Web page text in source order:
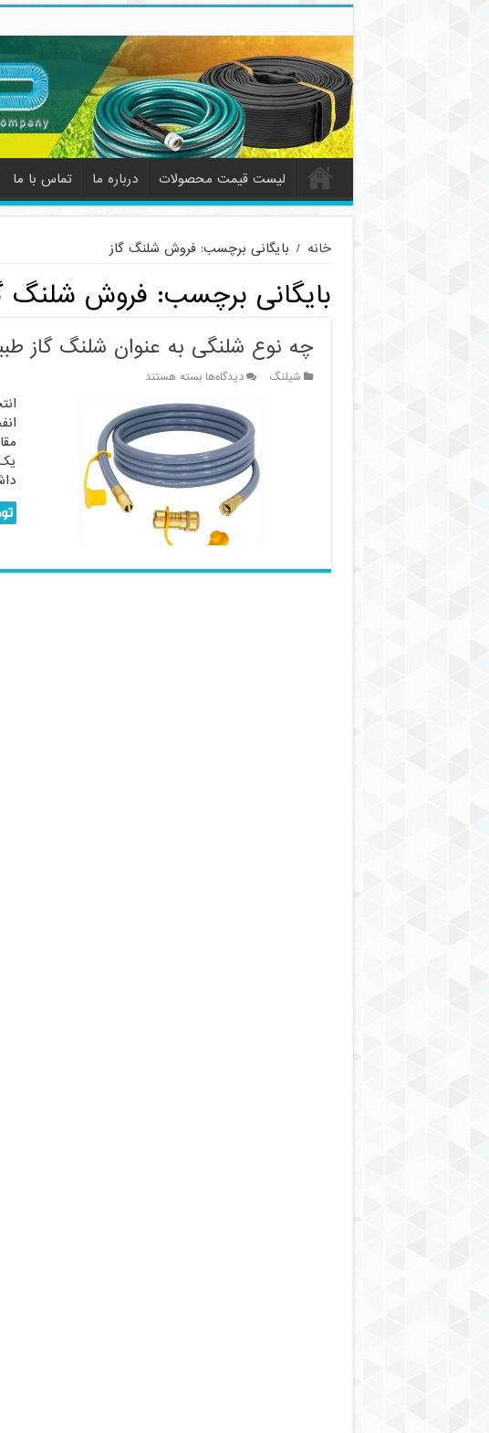
لیست قیمت محصولات درباره ما تماس با ما
خانه / بایگانی برچسب: فروش شلنگ گاز
بایگانی برچسب: فروش شلنگ
چه نوع شلنگی به عنوان شلنگ گاز
شیلنگ دیدگاه‌هابرای
نوع
شلنگی
عنوان
شلنگ
گاز
طبیعی
استفاده
می‌شود؟
بسته هستند